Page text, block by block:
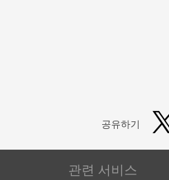
공유하기
관련 서비스